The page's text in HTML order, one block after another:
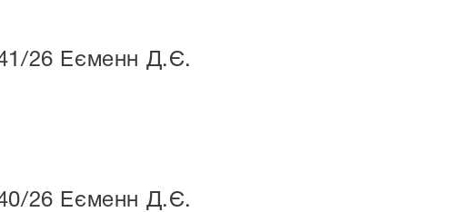
26 Еєменн Д.Є.
26 Еєменн Д.Є.